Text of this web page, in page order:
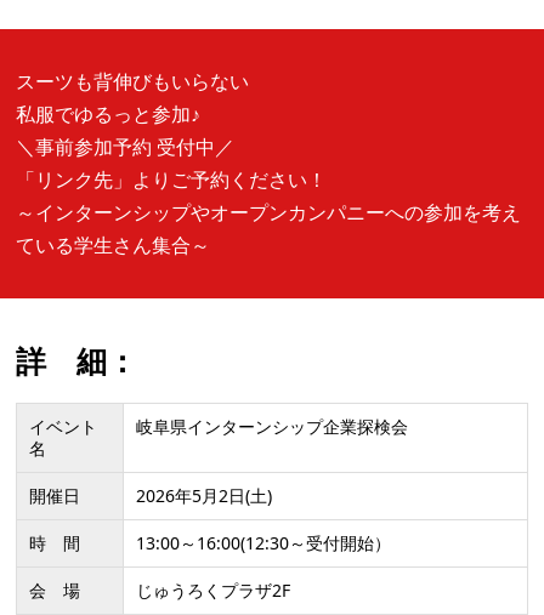
スーツも背伸びもいらない
私服でゆるっと参加♪
＼事前参加予約 受付中／
「リンク先」よりご予約ください！
～インターンシップやオープンカンパニーへの参加を考え
ている学生さん集合～
詳 細：
イベント
名
岐阜県インターンシップ企業探検会
開催日 2026年5月2日(土)
時 間 13:00～16:00(12:30～受付開始）
会 場 じゅうろくプラザ2F